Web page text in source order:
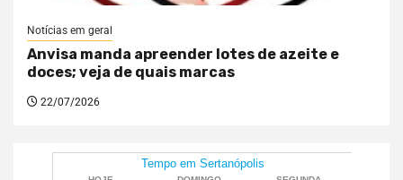
Notícias em geral
Anvisa manda apreender lotes de azeite e
doces; veja de quais marcas
22/07/2026